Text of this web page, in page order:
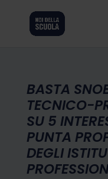
BASTA
TECNICO-
SU 5
PUNTA
DEGLI